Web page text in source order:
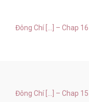
Đông Chí [...] – Chap 16
Đông Chí [...] – Chap 15